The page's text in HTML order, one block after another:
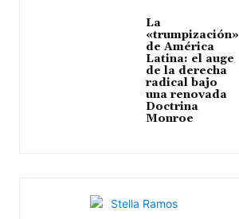
La
«trumpización»
de América
Latina: el auge
de la derecha
radical bajo
una renovada
Doctrina
Monroe